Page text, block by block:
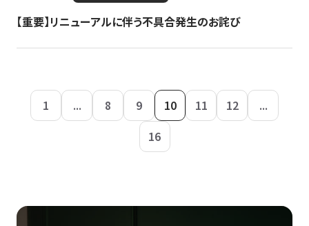
【重要】リニューアルに伴う不具合発生のお詫び
1 ... 8 9 10 11 12
...
16